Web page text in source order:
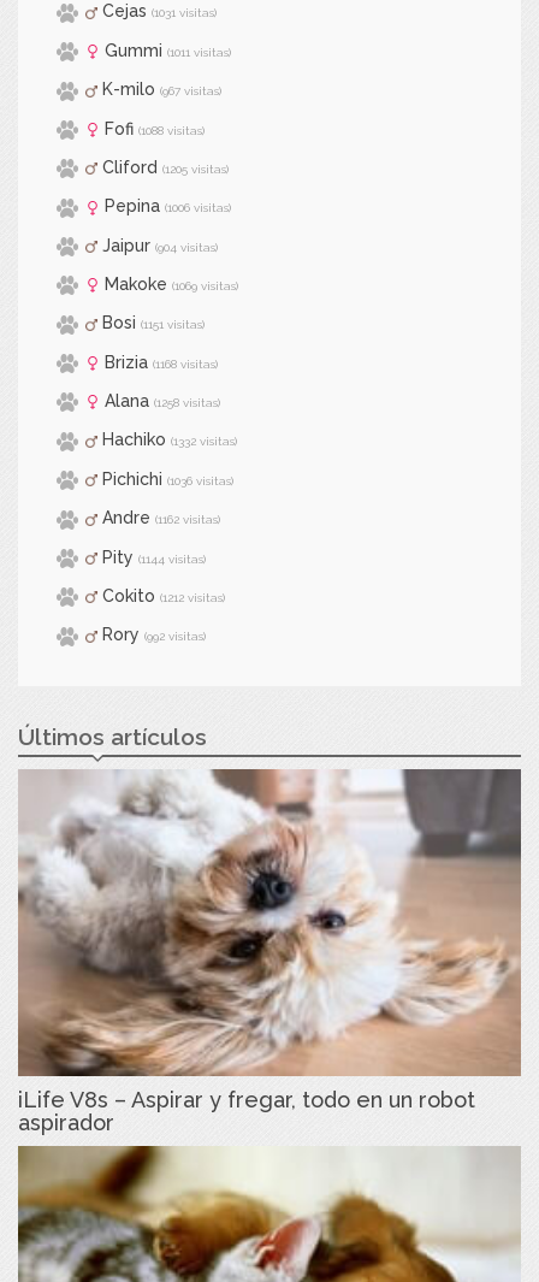
Cejas (1031 visitas)
Gummi (1011 visitas)
K-milo (967 visitas)
Fofi (1088 visitas)
Cliford (1205 visitas)
Pepina (1006 visitas)
Jaipur (904 visitas)
Makoke (1069 visitas)
Bosi (1151 visitas)
Brizia (1168 visitas)
Alana (1258 visitas)
Hachiko (1332 visitas)
Pichichi (1036 visitas)
Andre (1162 visitas)
Pity (1144 visitas)
Cokito (1212 visitas)
Rory (992 visitas)
Últimos artículos
iLife V8s – Aspirar y fregar, todo en un robot
aspirador